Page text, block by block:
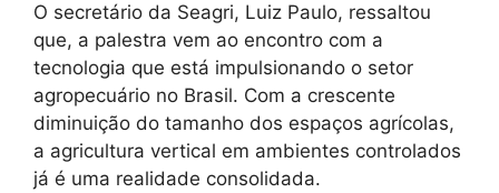
O secretário da Seagri, Luiz Paulo, ressaltou
que, a palestra vem ao encontro com a
tecnologia que está impulsionando o setor
agropecuário no Brasil. Com a crescente
diminuição do tamanho dos espaços agrícolas,
a agricultura vertical em ambientes controlados
já é uma realidade consolidada.